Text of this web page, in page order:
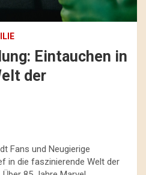
Eintauchen in
der
Fans und Neugierige
in die faszinierende Welt der